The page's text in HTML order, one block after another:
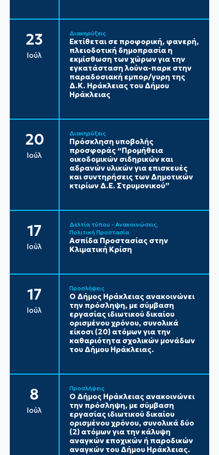
23
Ιούλ
Διακηρύξεις
Εκτίθεται σε προφορική, φανερή,
πλειοδοτική δημοπρασία η
εκμίσθωση των χώρων για την
εγκατάσταση λούνα-παρκ στην
παραδοσιακή εμπορ/γυρη της
Δ.Κ. Ηράκλειας του Δήμου
Ηράκλειας
20
Ιούλ
Διακηρύξεις
Πρόσκληση υποβολής
προσφοράς “Προμήθεια
οικοδομικών σιδηρικών και
αδρανών υλικών για επισκευές
και συντηρήσεις των Δημοτικών
κτιρίων Δ.Ε. Στρυμονικού”
17
Ιούλ
Δελτία τύπου - Ανακοινώσεις
Πολιτική Προστασία
Ασπίδα Προστασίας στην
Κλιματική Κρίση
17
Ιούλ
Προσλήψεις
Ο Δήμος Ηράκλειας ανακοινώνει
την πρόσληψη, με σύμβαση
εργασίας ιδιωτικού δικαίου
ορισμένου χρόνου, συνολικά
είκοσι (20) ατόμων για την
καθαριότητα σχολικών μονάδων
του Δήμου Ηράκλειας.
8
Ιούλ
Προσλήψεις
Ο Δήμος Ηράκλειας ανακοινώνει
την πρόσληψη, με σύμβαση
εργασίας ιδιωτικού δικαίου
ορισμένου χρόνου, συνολικά δύο
(2) ατόμων για την κάλυψη
αναγκών εποχικών ή παροδικών
αναγκών του Δήμου Ηράκλειας.